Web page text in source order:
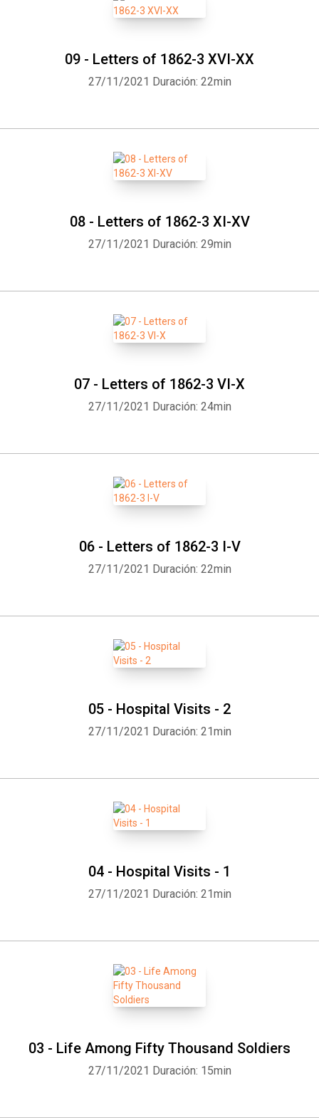
09 - Letters of 1862-3 XVI-XX
27/11/2021 Duración: 22min
08 - Letters of 1862-3 XI-XV
27/11/2021 Duración: 29min
07 - Letters of 1862-3 VI-X
27/11/2021 Duración: 24min
06 - Letters of 1862-3 I-V
27/11/2021 Duración: 22min
05 - Hospital Visits - 2
27/11/2021 Duración: 21min
04 - Hospital Visits - 1
27/11/2021 Duración: 21min
03 - Life Among Fifty Thousand Soldiers
27/11/2021 Duración: 15min